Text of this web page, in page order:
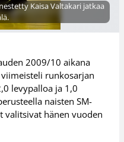
Kaisa Valtakari jatkaa
2009/10 aikana
runkosarjan
levypalloa ja 1,0
naisten SM-
valitsivat hänen vuoden